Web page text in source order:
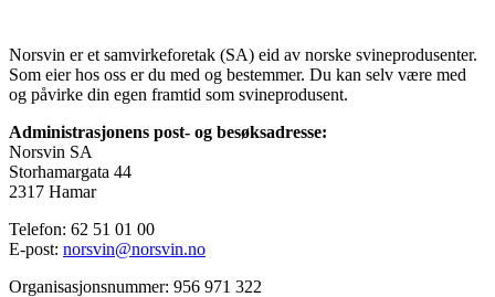
Norsvin er et samvirkeforetak (SA) eid av norske svineprodusenter.
Som eier hos oss er du med og bestemmer. Du kan selv være med
og påvirke din egen framtid som svineprodusent.
Administrasjonens post- og besøksadresse:
Norsvin SA
Storhamargata 44
2317 Hamar
Telefon: 62 51 01 00
E-post: norsvin@norsvin.no
Organisasjonsnummer: 956 971 322